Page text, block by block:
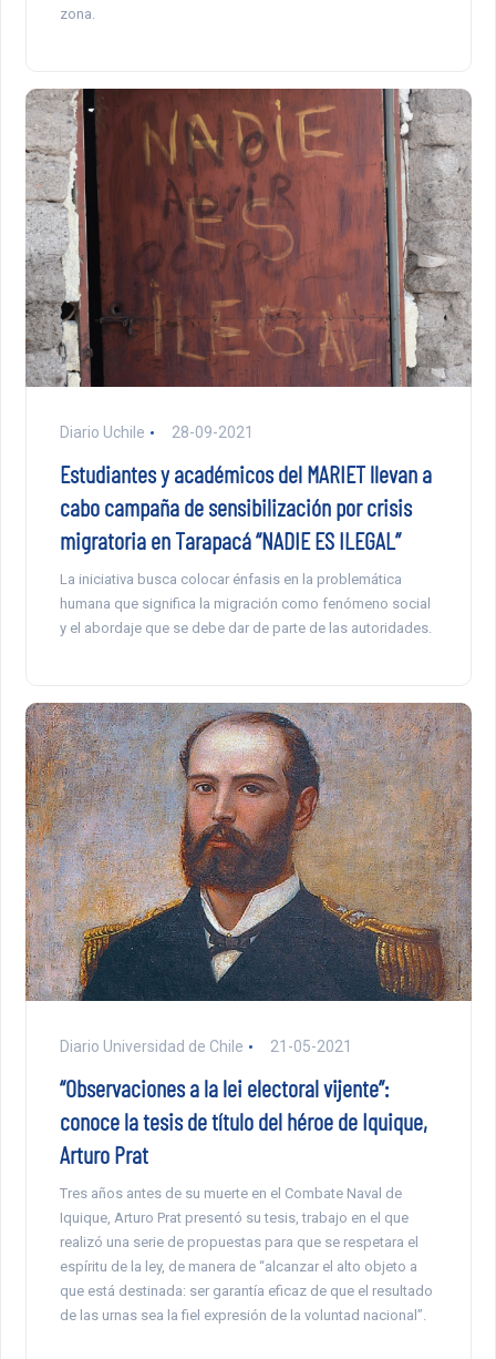
zona.
Diario Uchile 28-09-2021
Estudiantes y académicos del MARIET llevan a
cabo campaña de sensibilización por crisis
migratoria en Tarapacá “NADIE ES ILEGAL”
La iniciativa busca colocar énfasis en la problemática
humana que significa la migración como fenómeno social
y el abordaje que se debe dar de parte de las autoridades.
Diario Universidad de Chile 21-05-2021
“Observaciones a la lei electoral vijente”:
conoce la tesis de título del héroe de Iquique,
Arturo Prat
Tres años antes de su muerte en el Combate Naval de
Iquique, Arturo Prat presentó su tesis, trabajo en el que
realizó una serie de propuestas para que se respetara el
espíritu de la ley, de manera de “alcanzar el alto objeto a
que está destinada: ser garantía eficaz de que el resultado
de las urnas sea la fiel expresión de la voluntad nacional”.